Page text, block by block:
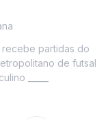
partidas do
de futsal
_____